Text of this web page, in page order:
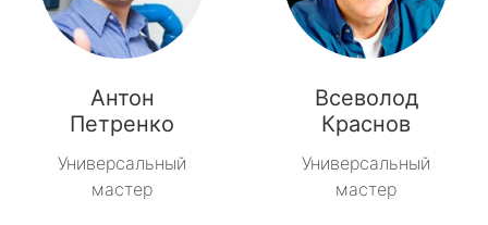
Антон
Петренко
Универсальный
мастер
Всеволод
Краснов
Универсальный
мастер